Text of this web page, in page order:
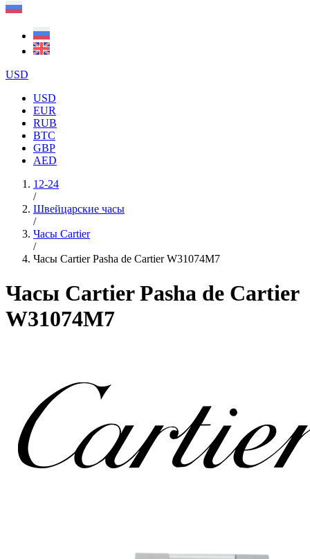
USD
USD
EUR
RUB
BTC
GBP
AED
12-24
/
Швейцарские часы
/
Часы Cartier
/
Часы Cartier Pasha de Cartier W31074M7
Часы Cartier Pasha de Cartier
W31074M7